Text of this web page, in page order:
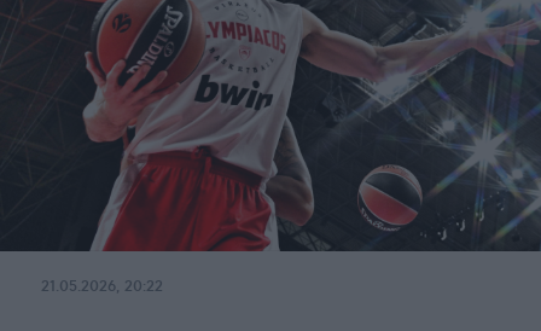
21.05.2026, 20:22